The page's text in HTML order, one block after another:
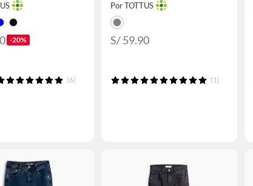
-20%
(6)
Por TOTTUS
S/ 59.90
(1)